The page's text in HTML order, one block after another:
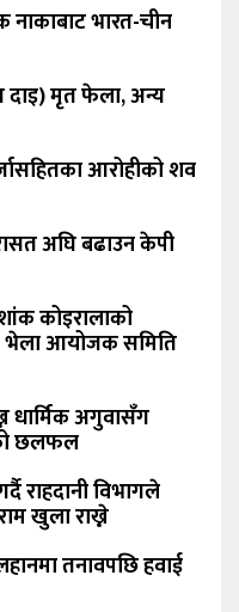
भारत-चीन
दाइ) मृत फेला, अन्य
आरोहीको शव
अघि बढाउन केपी
कोइरालाको
भेला आयोजक समिति
धार्मिक अगुवासँग
छलफल
राहदानी विभागले
खुला राख्ने
तनावपछि हवाई